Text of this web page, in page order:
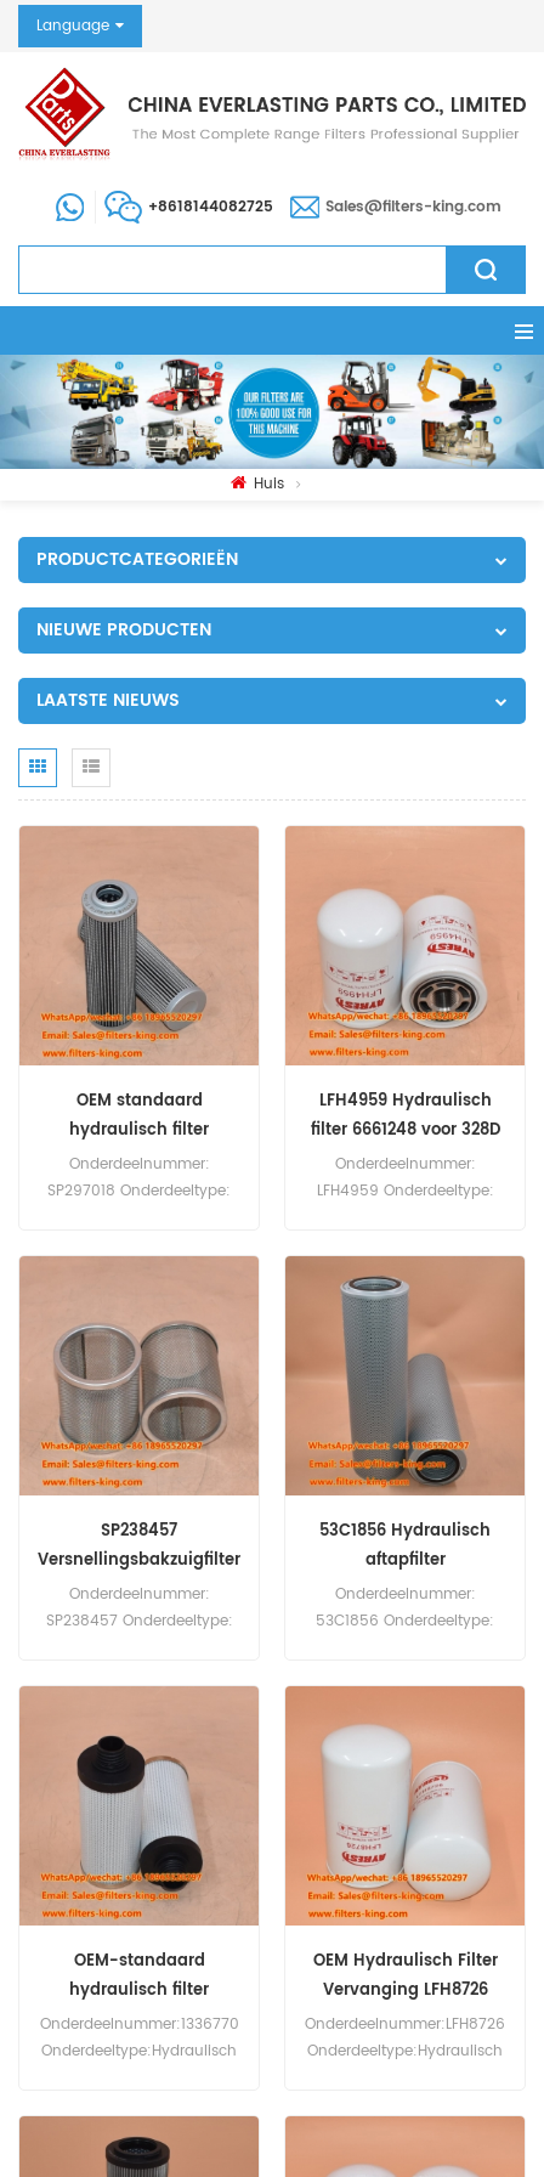
Language
+8618144082725 Sales@filters-king.com
Huis
PRODUCTCATEGORIEËN
NIEUWE PRODUCTEN
LAATSTE NIEUWS
OEM standaard
hydraulisch filter
SP297018
Onderdeelnummer:
SP297018 Onderdeeltype:
(MOQ): 60 stuks
LFH4959 Hydraulisch
filter 6661248 voor 328D
Onderdeelnummer:
LFH4959 Onderdeeltype:
Minimale bestelhoeveelheid
(MOQ): 60 stuks
Compatibiliteit: Bobcat 220
225 325 325D 328 328D
328G 329 331 331D 331E
763H 773G 873G A220
A300 E17 S100 S130 S160
S205 T190 T200 T2250
T320 V417.
SP238457
Versnellingsbakzuigfilter
Onderdeelnummer:
SP238457 Onderdeeltype:
53C1856 Hydraulisch
aftapfilter
Onderdeelnummer:
53C1856 Onderdeeltype:
Minimale bestelhoeveelheid
(MOQ): 60 stuks
Compatibiliteit: Liugong-
apparatuur.
OEM-standaard
hydraulisch filter
1336770
Onderdeelnummer:1336770
Onderdeeltype:Hydraulisch
OEM Hydraulisch Filter
Vervanging LFH8726
Onderdeelnummer:LFH8726
Onderdeeltype:Hydraulisch